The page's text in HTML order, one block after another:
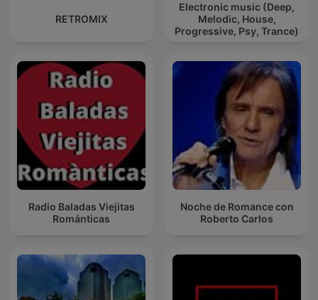
RETROMIX
Electronic music (Deep,
Melodic, House,
Progressive, Psy, Trance)
Radio Baladas Viejitas
Románticas
Noche de Romance con
Roberto Carlos